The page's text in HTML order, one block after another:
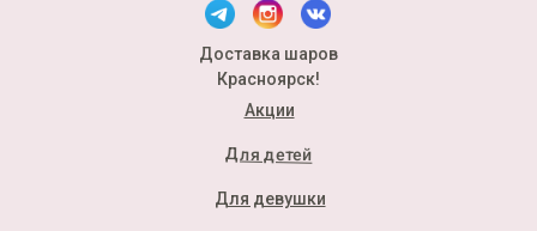
Доставка шаров
Красноярск!
Акции
Для детей
Для девушки